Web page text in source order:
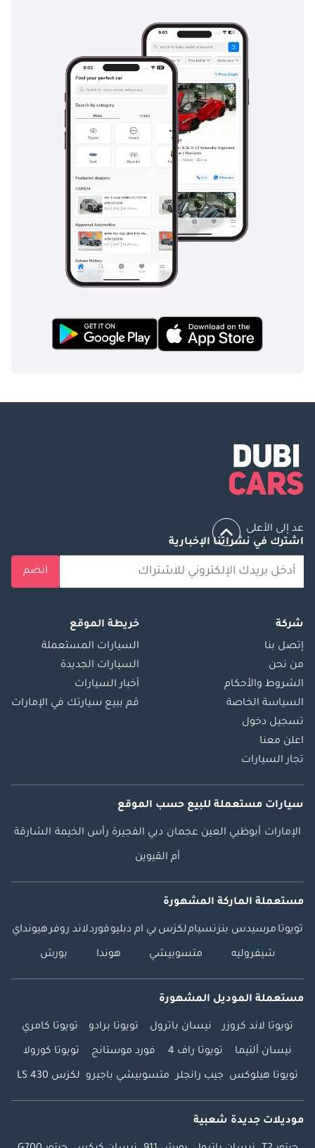
عد إلى الأعلى
اشترك في نشراتنا الإخبارية
انضم
شركة
إتصل بنا
من نحن
الشروط والأحكام
السياسة الخاصة
تسجيل دخول
اعلن معنا
تجار السيارات
خريطة الموقع
السيارات المستعملة
السيارات الجديدة
أخبار السيارات
قم ببيع سيارتك في الإمارات
سيارات مستعملة للبيع حسب الموقع
الإمارات أبوظبي العين عجمان دبي الفجيرة رأس الخيمة الشارقة
أم القيوين
مستعملة الماركة المشهورة
تويوتا مرسيدس بنزنسياملكزس بي ام دبليوفوردلاند روفرهيونداي
شيفروليه متسوبيشي هوندا بورش
مستعملة الموديل المشهورة
تويوتا لاند كروزر نيسان باترول تويوتا برادو تويوتا كامري
نيسان ألتيما تويوتا راف 4 فورد موستانج تويوتا كورولا
تويوتا هيلوكس جيب رانجلر متسوبيشي باجيرو لكزس LS 430
موديلات جديدة شعبية